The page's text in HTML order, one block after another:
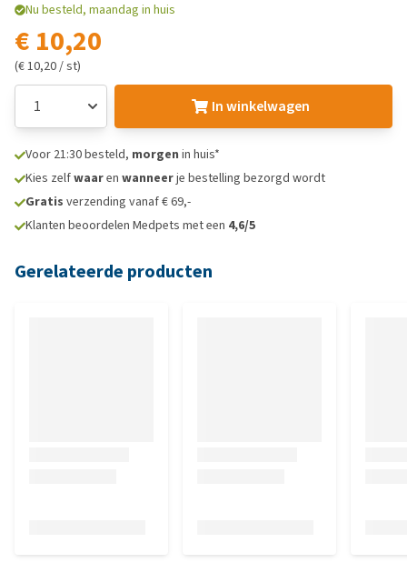
Nu besteld, maandag in huis
€ 10,20
(€ 10,20 / st)
In winkelwagen
Voor 21:30 besteld, morgen in huis*
Kies zelfwaaren wanneerje bestelling bezorgd wordt
Gratis verzending vanaf € 69,-
Klanten beoordelen Medpets met een 4,6/5
Gerelateerde producten